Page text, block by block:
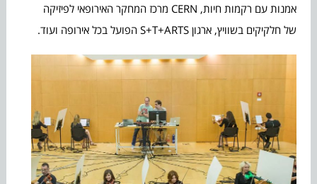
אמנות עם רקמות חיות, CERN מרכז המחקר האירופאי לפיזיקה
של חלקיקים בשוויץ, ארגון S+T+ARTS הפועל בכל אירופה ועוד.